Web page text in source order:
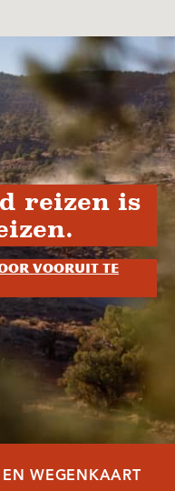
reizen is
vooruit te
WEGENKAART